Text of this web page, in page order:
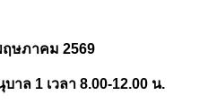
ษภาคม 2569
าล 1 เวลา 8.00-12.00 น.